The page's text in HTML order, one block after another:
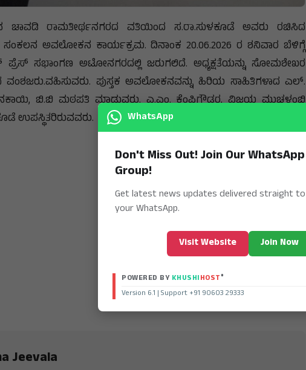
ರಾಮತೀರ್ಥನಗರದ ವತಿಯಿಂದ ಸ.ರಾ.ಸುಳಕೂಡೆ ಅವರು ರಚಿಸಿದ
ಅವಲೋಕನ ಕಾರ್ಯಕ್ರಮ. ದಿನಾಂಕ 20.06.2026 ರ ಶನಿವಾರ ಬೆಳಿಗ್ಗೆ
ಪ್ರೆಸ್ ಸಭಾಂಗಣ ಅಟೋನಗರದಲ್ಲಿ ಜರುಗಲಿದೆ. ಅಧ್ಯಕ್ಷತೆಯನ್ನು ಸೋಮಶೇಖರ
ವಂಶಜರು.ವಹಿಸುವರು. ಪುಸ್ತಕ ಅವಲೋಕನವನ್ನು ಹಿರಿಯ ಸಾಹಿತಿಗಳಾದ ಎಲ್.
ಬಿ.ಬಿ ಮಠಪತಿ ಮಾಡುವರು. ಎ.ಎಂ. ಕೆಂಪಿಗೌಡರ, ವಿಜಯ ಮುಚಳಂಬಿ
ಉಪಸ್ಥಿತರಿರುವವರು.
Jeevala
WhatsApp
Don't Miss Out! Join Our WhatsApp
Group!
Get latest news updates delivered straight to
your WhatsApp.
Visit Website Join Now
POWERED BY KHUSHIHOST®
Version 6.1 | Support +91 90603 29333